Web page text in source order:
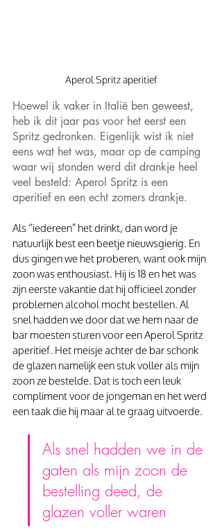
Aperol Spritz aperitief
Hoewel ik vaker in Italië ben geweest,
heb ik dit jaar pas voor het eerst een
Spritz gedronken. Eigenlijk wist ik niet
eens wat het was, maar op de camping
waar wij stonden werd dit drankje heel
veel besteld: Aperol Spritz is een
aperitief en een echt zomers drankje.
Als “iedereen” het drinkt, dan word je
natuurlijk best een beetje nieuwsgierig. En
dus gingen we het proberen, want ook mijn
zoon was enthousiast. Hij is 18 en het was
zijn eerste vakantie dat hij officieel zonder
problemen alcohol mocht bestellen. Al
snel hadden we door dat we hem naar de
bar moesten sturen voor een Aperol Spritz
aperitief. Het meisje achter de bar schonk
de glazen namelijk een stuk voller als mijn
zoon ze bestelde. Dat is toch een leuk
compliment voor de jongeman en het werd
een taak die hij maar al te graag uitvoerde.
Als snel hadden we in de
gaten als mijn zoon de
bestelling deed, de
glazen voller waren